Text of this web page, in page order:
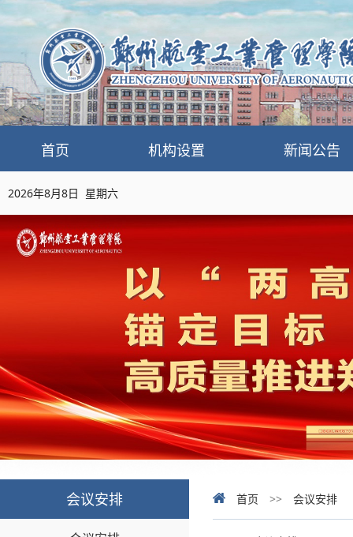
首页 机构设置 新闻公告
2026年8月8日 星期六
会议安排 首页 >> 会议安排